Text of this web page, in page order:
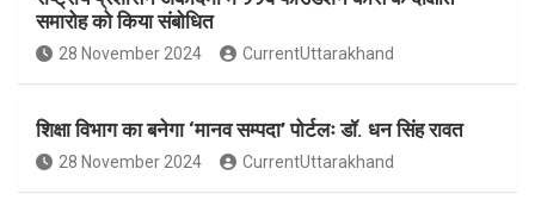
समारोह को किया संबोधित
28 November 2024 CurrentUttarakhand
शिक्षा विभाग का बनेगा ‘मानव सम्पदा’ पोर्टलः डॉ. धन सिंह रावत
28 November 2024 CurrentUttarakhand